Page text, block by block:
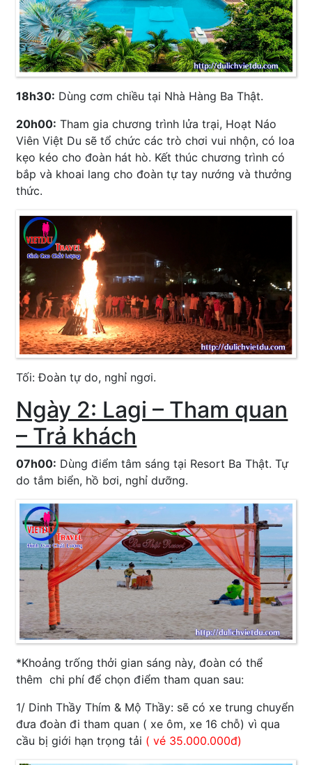
18h30: Dùng cơm chiều tại Nhà Hàng Ba Thật.
20h00: Tham gia chương trình lửa trại, Hoạt Náo
Viên Việt Du sẽ tổ chức các trò chơi vui nhộn, có loa
kẹo kéo cho đoàn hát hò. Kết thúc chương trình có
bắp và khoai lang cho đoàn tự tay nướng và thưởng
thức.
Tối: Đoàn tự do, nghỉ ngơi.
Ngày 2: Lagi – Tham quan
– Trả khách
07h00: Dùng điểm tâm sáng tại Resort Ba Thật. Tự
do tắm biển, hồ bơi, nghỉ dưỡng.
*Khoảng trống thởi gian sáng này, đoàn có thể
thêm chi phí để chọn điểm tham quan sau:
1/ Dinh Thầy Thím & Mộ Thầy: sẽ có xe trung chuyển
đưa đoàn đi tham quan ( xe ôm, xe 16 chỗ) vì qua
cầu bị giới hạn trọng tải ( vé 35.000.000đ)